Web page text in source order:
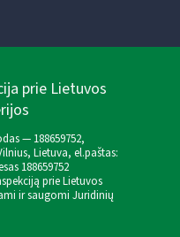
prie Lietuvos
— 188659752,
Lietuva, el.paštas:
188659752
prie Lietuvos
ir saugomi Juridinių